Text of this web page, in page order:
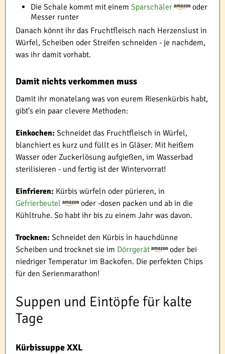
Die Schale kommt mit einem Sparschäler
oder
Messer runter
Danach könnt ihr das Fruchtfleisch nach Herzenslust in
Würfel, Scheiben oder Streifen schneiden - je nachdem,
was ihr damit vorhabt.
Damit nichts verkommen muss
Damit ihr monatelang was von eurem Riesenkürbis habt,
gibt's ein paar clevere Methoden:
Einkochen: Schneidet das Fruchtfleisch in Würfel,
blanchiert es kurz und füllt es in Gläser. Mit heißem
Wasser oder Zuckerlösung aufgießen, im Wasserbad
sterilisieren - und fertig ist der Wintervorrat!
Einfrieren: Kürbis würfeln oder pürieren, in
Gefrierbeutel
oder -dosen packen und ab in die
Kühltruhe. So habt ihr bis zu einem Jahr was davon.
Trocknen: Schneidet den Kürbis in hauchdünne
Scheiben und trocknet sie im Dörrgerät
oder bei
niedriger Temperatur im Backofen. Die perfekten Chips
für den Serienmarathon!
Suppen und Eintöpfe für kalte
Tage
Kürbissuppe XXL